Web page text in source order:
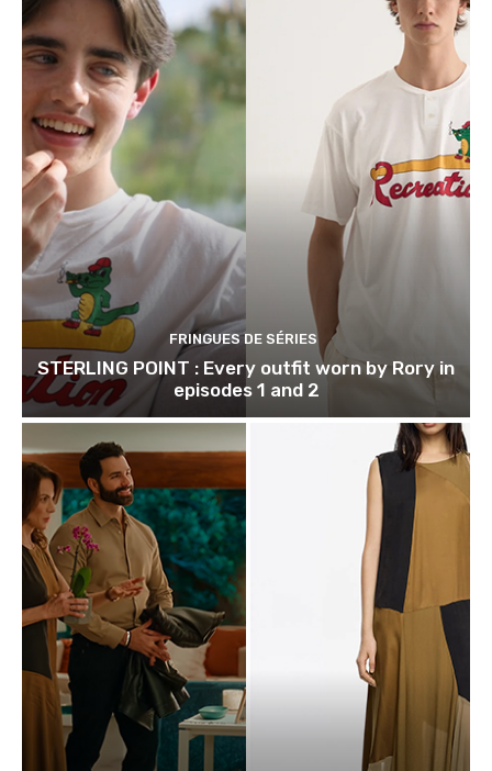
FRINGUES DE SÉRIES
STERLING POINT : Every outfit worn by Rory in
episodes 1 and 2